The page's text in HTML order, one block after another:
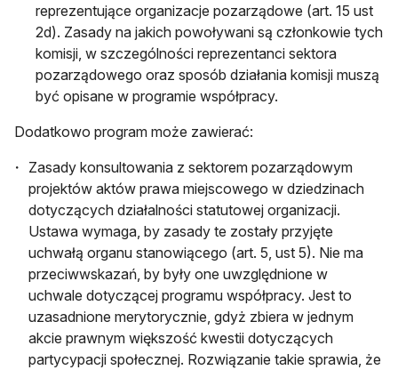
reprezentujące organizacje pozarządowe (art. 15 ust
2d). Zasady na jakich powoływani są członkowie tych
komisji, w szczególności reprezentanci sektora
pozarządowego oraz sposób działania komisji muszą
być opisane w programie współpracy.
Dodatkowo program może zawierać:
Zasady konsultowania z sektorem pozarządowym
projektów aktów prawa miejscowego w dziedzinach
dotyczących działalności statutowej organizacji.
Ustawa wymaga, by zasady te zostały przyjęte
uchwałą organu stanowiącego (art. 5, ust 5). Nie ma
przeciwwskazań, by były one uwzględnione w
uchwale dotyczącej programu współpracy. Jest to
uzasadnione merytorycznie, gdyż zbiera w jednym
akcie prawnym większość kwestii dotyczących
partycypacji społecznej. Rozwiązanie takie sprawia, że